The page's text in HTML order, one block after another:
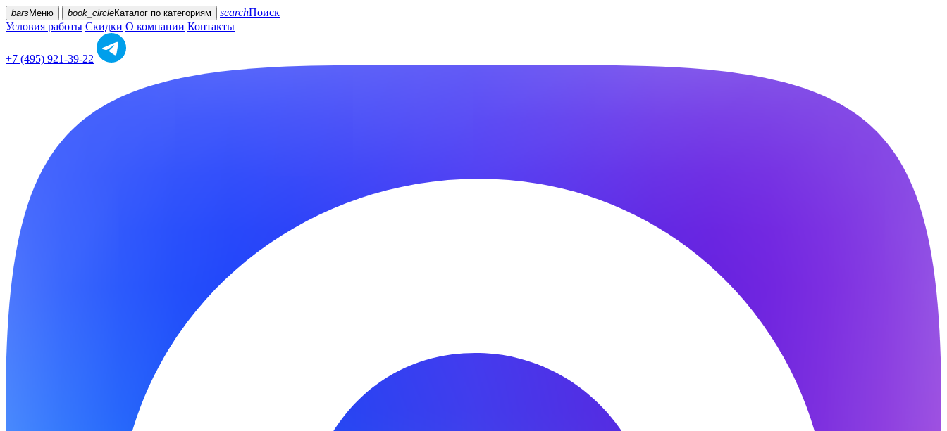
bars Меню book_circleКаталог по категориям searchПоиск
Условия работы Скидки О компании Контакты
+7 (495) 921-39-22